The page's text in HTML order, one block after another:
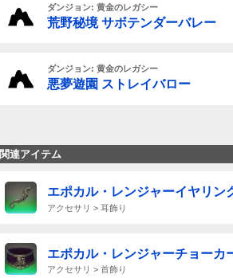
ダンジョン: 黄金のレガシー
荒野秘境 サボテンダーバレー
ダンジョン: 黄金のレガシー
悪夢遊園 ストレイバロー
関連アイテム
エポカル・レンジャーイヤリン
アクセサリ > 耳飾り
エポカル・レンジャーチョーカ
アクセサリ > 首飾り